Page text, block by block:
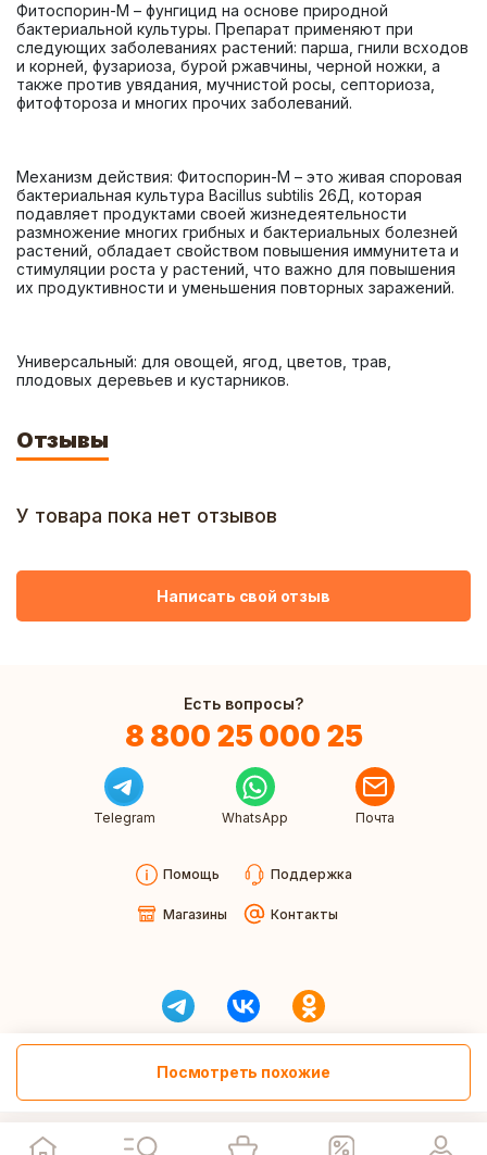
Посмотреть похожие
Фитоспорин-М – фунгицид на основе природной
бактериальной культуры. Препарат применяют при
следующих заболеваниях растений: парша, гнили всходов
и корней, фузариоза, бурой ржавчины, черной ножки, а
также против увядания, мучнистой росы, септориоза,
Механизм действия: Фитоспорин-М – это живая споровая
бактериальная культура Bacillus subtilis 26Д, которая
подавляет продуктами своей жизнедеятельности
размножение многих грибных и бактериальных болезней
растений, обладает свойством повышения иммунитета и
стимуляции роста у растений, что важно для повышения
Универсальный: для овощей, ягод, цветов, трав,
плодовых деревьев и кустарников.
Отзывы
У товара пока нет отзывов
Написать свой отзыв
Есть вопросы?
8 800 25 000 25
Telegram WhatsApp Почта
Помощь Поддержка
Магазины Контакты